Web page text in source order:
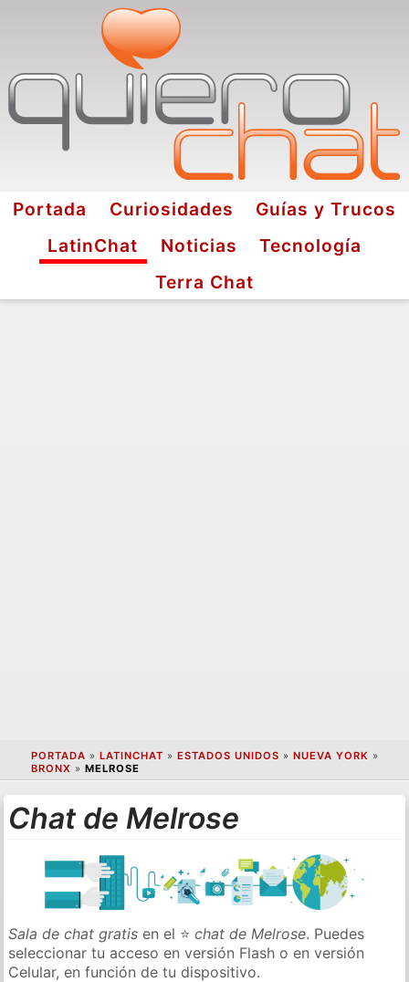
Portada Curiosidades
Guías y Trucos
LatinChat
Noticias
Tecnología
Terra Chat
PORTADA » LATINCHAT » ESTADOS UNIDOS » NUEVA YORK »
BRONX » MELROSE
Chat de Melrose
Sala de chat gratis en el ⭐chat de Melrose. Puedes
seleccionar tu acceso en versión Flash o en versión
Celular, en función de tu dispositivo.